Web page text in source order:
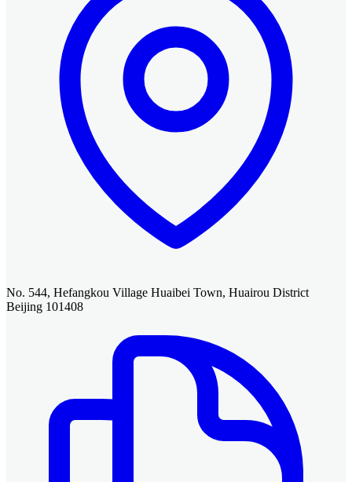
No. 544, Hefangkou Village Huaibei Town, Huairou District
Beijing 101408